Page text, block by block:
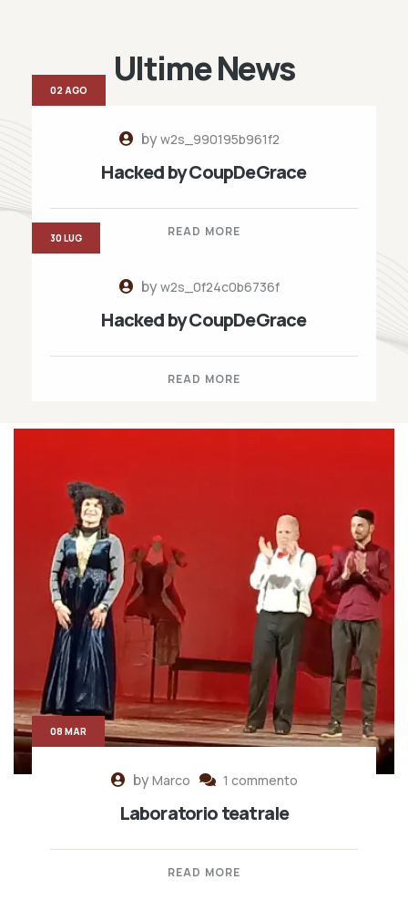
Ultime News
byw2s_990195b961f2
Hacked by CoupDeGrace
READ MORE
02 AGO
byw2s_0f24c0b6736f
Hacked by CoupDeGrace
READ MORE
30 LUG
byMarco 1 commento
Laboratorio teatrale
READ MORE
08 MAR